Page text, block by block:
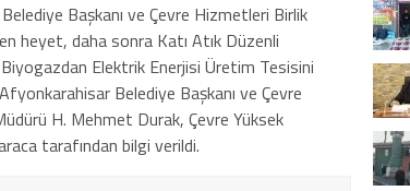
Başkanı ve Çevre Hizmetleri Birlik
heyet, daha sonra Katı Atık Düzenli
Elektrik Enerjisi Üretim Tesisini
Belediye Başkanı ve Çevre
H. Mehmet Durak, Çevre Yüksek
tarafından bilgi verildi.